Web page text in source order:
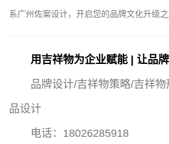
系广州佐案设计，开启您的品牌文化升级之
用吉祥物为企业赋能 | 让品
品牌设计/吉祥物策略/吉祥
品设计
电话：18026285918